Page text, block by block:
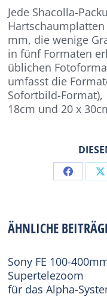
Jede Shacolla-
mm, die wenige
in fünf Formaten
üblichen
umfasst die
Sofortbild-Format),
18cm und 20 x
Share
ÄHNLICHE
Sony FE 100-
Supertelezoom
für das Alpha-